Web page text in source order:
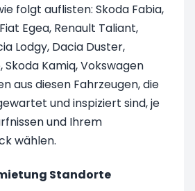
folgt auflisten: Skoda Fabia,
Egea, Renault Taliant,
Lodgy, Dacia Duster,
Skoda Kamiq, Vokswagen
aus diesen Fahrzeugen, die
und inspiziert sind, je
und Ihrem
wählen.
Standorte